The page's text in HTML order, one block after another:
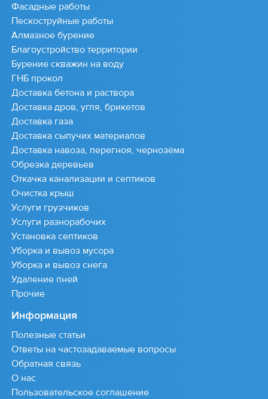
Фасадные работы
Пескоструйные работы
Алмазное бурение
Благоустройство территории
Бурение скважин на воду
ГНБ прокол
Доставка бетона и раствора
Доставка дров, угля, брикетов
Доставка газа
Доставка сыпучих материалов
Доставка навоза, перегноя, чернозёма
Обрезка деревьев
Откачка канализации и септиков
Очистка крыш
Услуги грузчиков
Услуги разнорабочих
Установка септиков
Уборка и вывоз мусора
Уборка и вывоз снега
Удаление пней
Прочие
Информация
Полезные статьи
Ответы на частозадаваемые вопросы
Обратная связь
О нас
Пользовательское соглашение